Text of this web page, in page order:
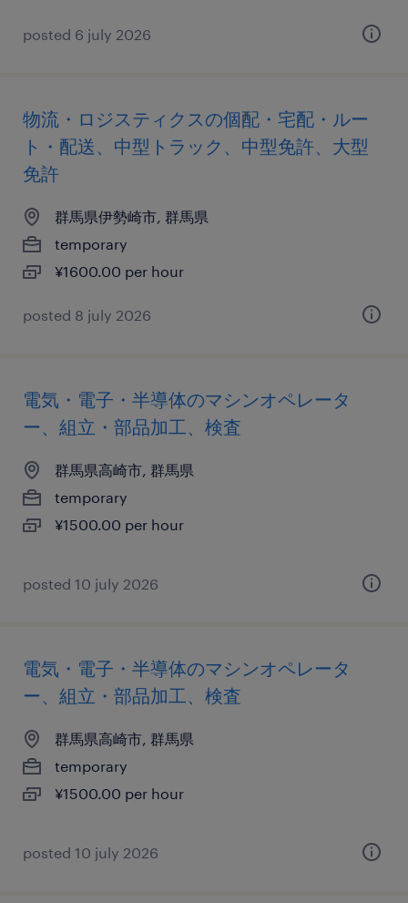
posted 6 july 2026
物流・ロジスティクスの個配・宅配・ルー
ト・配送、中型トラック、中型免許、大型
免許
群馬県伊勢崎市, 群馬県
temporary
¥1600.00 per hour
posted 8 july 2026
電気・電子・半導体のマシンオペレータ
ー、組立・部品加工、検査
群馬県高崎市, 群馬県
temporary
¥1500.00 per hour
posted 10 july 2026
電気・電子・半導体のマシンオペレータ
ー、組立・部品加工、検査
群馬県高崎市, 群馬県
temporary
¥1500.00 per hour
posted 10 july 2026